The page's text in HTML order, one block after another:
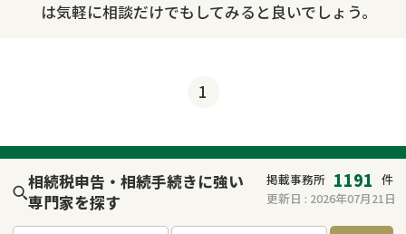
は気軽に相談だけでもしてみると良いでしょう。
1
相続税申告・相続手続きに強い
専門家を探す
掲載事務所 1191 件
更新日 : 2026年07月21日